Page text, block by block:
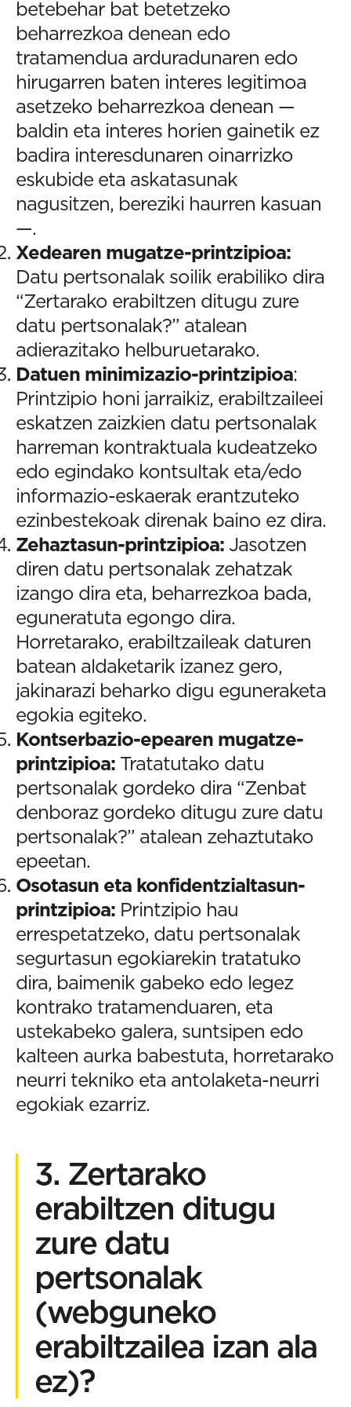
betebehar bat betetzeko
beharrezkoa denean edo
tratamendua arduradunaren edo
hirugarren baten interes legitimoa
asetzeko beharrezkoa denean —
baldin eta interes horien gainetik ez
badira interesdunaren oinarrizko
eskubide eta askatasunak
nagusitzen, bereziki haurren kasuan
—.
Xedearen mugatze-printzipioa:
Datu pertsonalak soilik erabiliko dira
“Zertarako erabiltzen ditugu zure
datu pertsonalak?” atalean
adierazitako helburuetarako.
Datuen minimizazio-printzipioa:
Printzipio honi jarraikiz, erabiltzaileei
eskatzen zaizkien datu pertsonalak
harreman kontraktuala kudeatzeko
edo egindako kontsultak eta/edo
informazio-eskaerak erantzuteko
ezinbestekoak direnak baino ez dira.
Zehaztasun-printzipioa: Jasotzen
diren datu pertsonalak zehatzak
izango dira eta, beharrezkoa bada,
eguneratuta egongo dira.
Horretarako, erabiltzaileak daturen
batean aldaketarik izanez gero,
jakinarazi beharko digu eguneraketa
egokia egiteko.
Kontserbazio-epearen mugatze-
printzipioa: Tratatutako datu
pertsonalak gordeko dira “Zenbat
denboraz gordeko ditugu zure datu
pertsonalak?” atalean zehaztutako
epeetan.
Osotasun eta konfidentzialtasun-
printzipioa: Printzipio hau
errespetatzeko, datu pertsonalak
segurtasun egokiarekin tratatuko
dira, baimenik gabeko edo legez
kontrako tratamenduaren, eta
ustekabeko galera, suntsipen edo
kalteen aurka babestuta, horretarako
neurri tekniko eta antolaketa-neurri
egokiak ezarriz.
3. Zertarako
erabiltzen ditugu
zure datu
pertsonalak
(webguneko
erabiltzailea izan ala
ez)?